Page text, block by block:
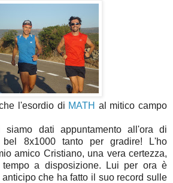
l'esordio di MATH al mitico campo
siamo dati appuntamento all'ora di
8x1000 tanto per gradire! L'ho
amico Cristiano, una vera certezza,
tempo a disposizione. Lui per ora è
che ha fatto il suo record sulle